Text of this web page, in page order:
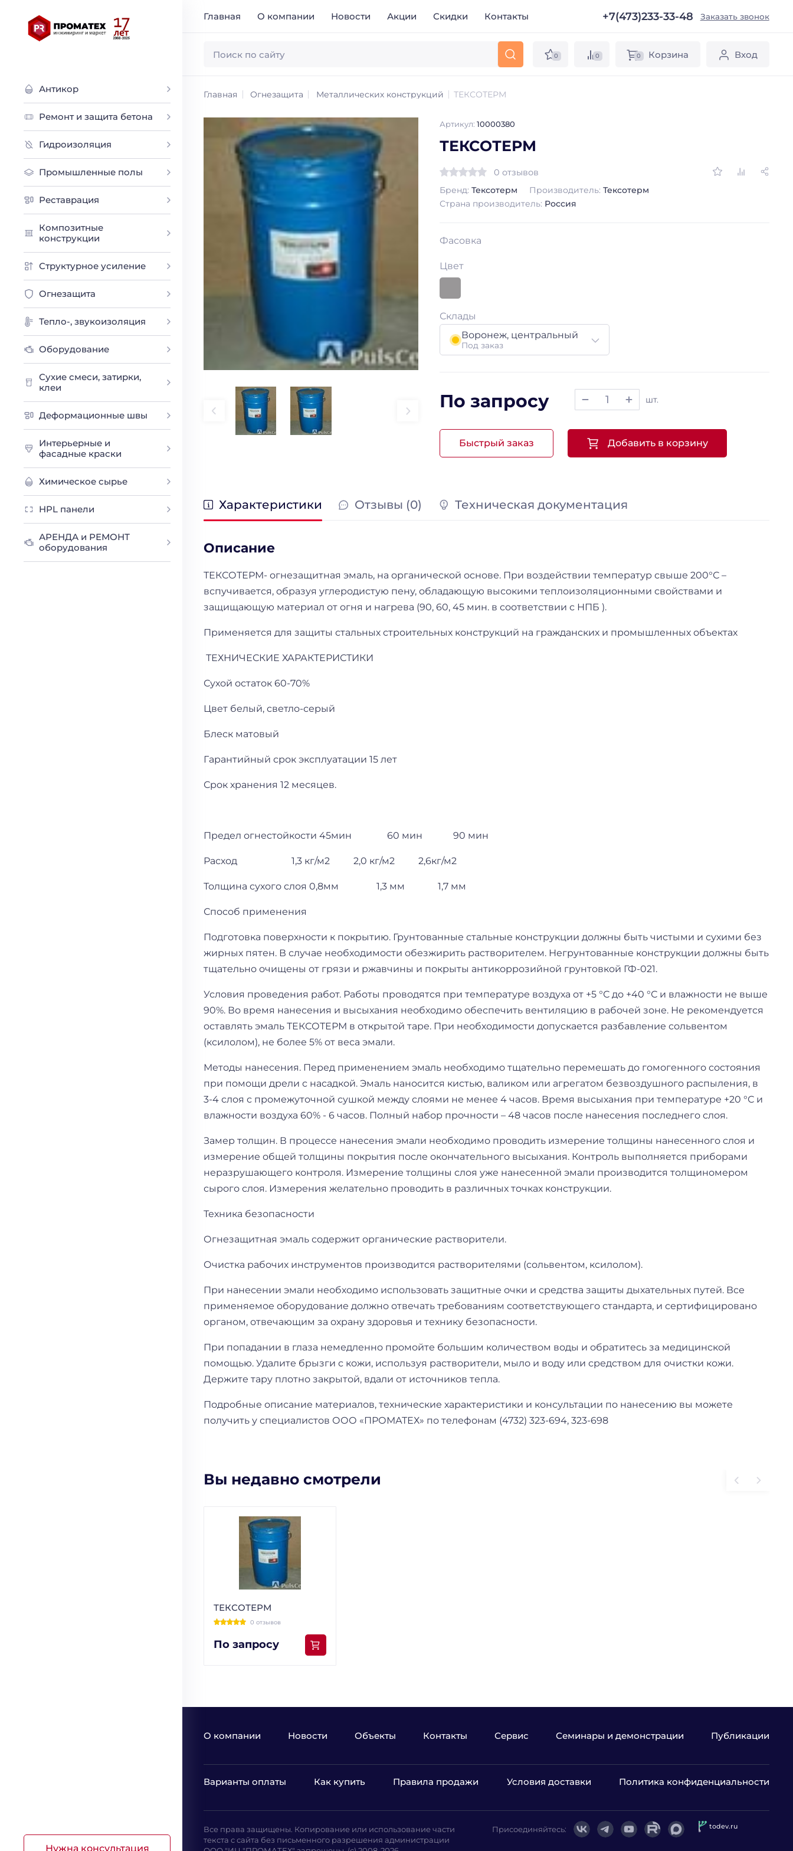
Главная О компании Новости Акции Скидки Контакты +7(473)233-33-48 Заказать звонок
0 0 0 Корзина Вход
Главная Огнезащита Металлических конструкций ТЕКСОТЕРМ
ТЕКСОТЕРМ
0 отзывов
Бренд:Тексотерм Производитель:Тексотерм
Страна производитель: Россия
Фасовка
Цвет
Склады
Воронеж, центральный
Под заказ
Артикул:10000380
По запросу шт.
Быстрый заказ Добавить в корзину
Характеристики Отзывы (0) Техническая документация
Описание
ТЕКСОТЕРМ- огнезащитная эмаль, на органической основе. При воздействии температур свыше 200°С –
вспучивается, образуя углеродистую пену, обладающую высокими теплоизоляционными свойствами и
защищающую материал от огня и нагрева (90, 60, 45 мин. в соответствии с НПБ ).
Применяется для защиты стальных строительных конструкций на гражданских и промышленных объектах
ТЕХНИЧЕСКИЕ ХАРАКТЕРИСТИКИ
Сухой остаток 60-70%
Цвет белый, светло-серый
Блеск матовый
Гарантийный срок эксплуатации 15 лет
Срок хранения 12 месяцев.
Предел огнестойкости 45мин 60 мин 90 мин
Расход 1,3 кг/м2 2,0 кг/м2 2,6кг/м2
Толщина сухого слоя 0,8мм 1,3 мм 1,7 мм
Способ применения
Подготовка поверхности к покрытию. Грунтованные стальные конструкции должны быть чистыми и сухими без
жирных пятен. В случае необходимости обезжирить растворителем. Негрунтованные конструкции должны быть
тщательно очищены от грязи и ржавчины и покрыты антикоррозийной грунтовкой ГФ-021.
Условия проведения работ. Работы проводятся при температуре воздуха от +5 °С до +40 °С и влажности не выше
90%. Во время нанесения и высыхания необходимо обеспечить вентиляцию в рабочей зоне. Не рекомендуется
оставлять эмаль ТЕКСОТЕРМ в открытой таре. При необходимости допускается разбавление сольвентом
(ксилолом), не более 5% от веса эмали.
Методы нанесения. Перед применением эмаль необходимо тщательно перемешать до гомогенного состояния
при помощи дрели с насадкой. Эмаль наносится кистью, валиком или агрегатом безвоздушного распыления, в
3-4 слоя с промежуточной сушкой между слоями не менее 4 часов. Время высыхания при температуре +20 °С и
влажности воздуха 60% - 6 часов. Полный набор прочности – 48 часов после нанесения последнего слоя.
Замер толщин. В процессе нанесения эмали необходимо проводить измерение толщины нанесенного слоя и
измерение общей толщины покрытия после окончательного высыхания. Контроль выполняется приборами
неразрушающего контроля. Измерение толщины слоя уже нанесенной эмали производится толщиномером
сырого слоя. Измерения желательно проводить в различных точках конструкции.
Техника безопасности
Огнезащитная эмаль содержит органические растворители.
Очистка рабочих инструментов производится растворителями (сольвентом, ксилолом).
При нанесении эмали необходимо использовать защитные очки и средства защиты дыхательных путей. Все
применяемое оборудование должно отвечать требованиям соответствующего стандарта, и сертифицировано
органом, отвечающим за охрану здоровья и технику безопасности.
При попадании в глаза немедленно промойте большим количеством воды и обратитесь за медицинской
помощью. Удалите брызги с кожи, используя растворители, мыло и воду или средством для очистки кожи.
Держите тару плотно закрытой, вдали от источников тепла.
Подробные описание материалов, технические характеристики и консультации по нанесению вы можете
получить у специалистов ООО «ПРОМАТЕХ» по телефонам (4732) 323-694, 323-698
Вы недавно смотрели
ТЕКСОТЕРМ
0 отзывов
По запросу
Антикор
Ремонт и защита бетона
Гидроизоляция
Промышленные полы
Реставрация
Композитные
конструкции
Структурное усиление
Огнезащита
Тепло-, звукоизоляция
Оборудование
Сухие смеси, затирки,
клеи
Деформационные швы
Интерьерные и
фасадные краски
Химическое сырье
HPL панели
АРЕНДА и РЕМОНТ
оборудования
Нужна консультация
О компании Новости Объекты Контакты Сервис Семинары и демонстрации Публикации
Варианты оплаты Как купить Правила продажи Условия доставки Политика конфиденциальности
Все права защищены. Копирование или использование части
текста с сайта без письменного разрешения администрации
Присоединяйтесь: todev.ru